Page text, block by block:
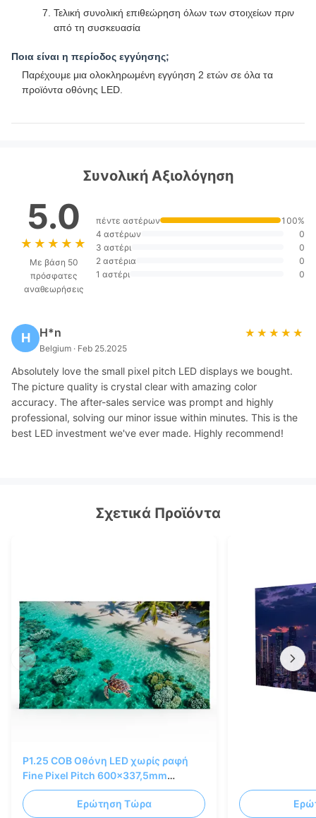
Τελική συνολική επιθεώρηση όλων των στοιχείων πριν
από τη συσκευασία
Ποια είναι η περίοδος εγγύησης;
Παρέχουμε μια ολοκληρωμένη εγγύηση 2 ετών σε όλα τα
προϊόντα οθόνης LED.
Συνολική Αξιολόγηση
5.0
★★★★★
★★★★★
Με βάση 50
πρόσφατες
αναθεωρήσεις
πέντε αστέρων
100%
4 αστέρων
0
3 αστέρι
0
2 αστέρια
0
1 αστέρι
0
H H*n
Belgium · Feb 25.2025
★★★★★
★★★★★
Absolutely love the small pixel pitch LED displays we bought.
The picture quality is crystal clear with amazing color
accuracy. The after-sales service was prompt and highly
professional, solving our minor issue within minutes. This is the
best LED investment we've ever made. Highly recommend!
Σχετικά Προϊόντα
P1.25 COB Οθόνη LED χωρίς ραφή
Fine Pixel Pitch 600x337,5mm
Ντουλάπι AL με χύτευση
Ερώτηση Τώρα